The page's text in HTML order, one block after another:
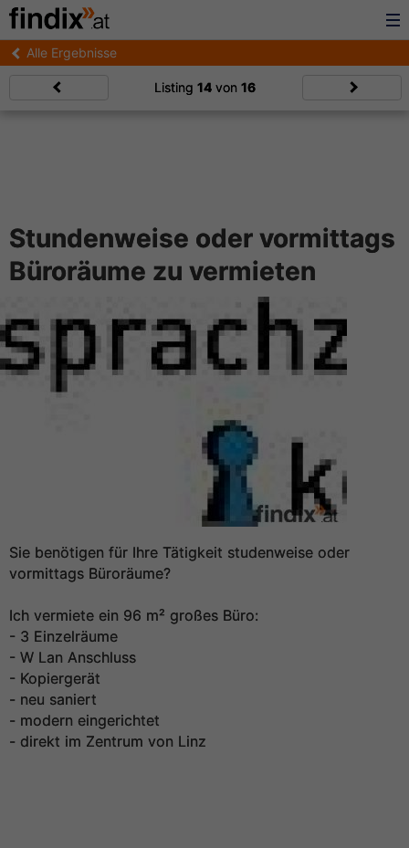
Alle Ergebnisse
Listing 14von 16
Stundenweise oder vormittags
Büroräume zu vermieten
Sie benötigen für Ihre Tätigkeit studenweise oder
vormittags Büroräume?
Ich vermiete ein 96 m² großes Büro:
- 3 Einzelräume
- W Lan Anschluss
- Kopiergerät
- neu saniert
- modern eingerichtet
- direkt im Zentrum von Linz